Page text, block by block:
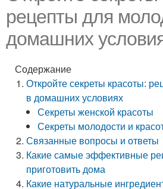
рецепты для
домашних
Содержание
Откройте секреты красоты:
в домашних условиях
Секреты женской красоты
Секреты молодости и
Связанные вопросы и ответы
Какие самые эффективные
приготовить дома
Какие натуральные